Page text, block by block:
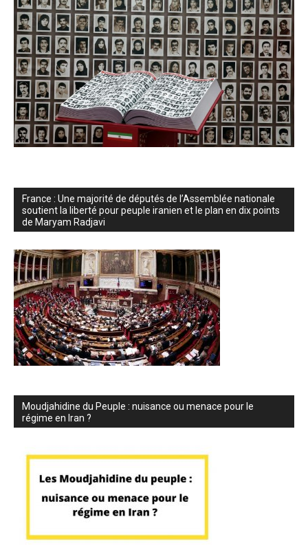
France : Une majorité de députés de l’Assemblée nationale
soutient la liberté pour peuple iranien et le plan en dix points
de Maryam Radjavi
Moudjahidine du Peuple : nuisance ou menace pour le
régime en Iran ?